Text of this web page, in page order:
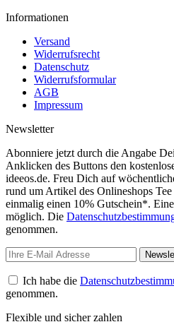
Informationen
Versand
Widerrufsrecht
Datenschutz
Widerrufsformular
AGB
Impressum
Newsletter
Abonniere jetzt durch die Angabe
Anklicken des Buttons den
ideeos.de. Freu Dich auf
rund um Artikel des Onlineshops
einmalig einen 10% Gutschein*.
möglich. Die
genommen.
Ich habe die
genommen.
Flexible und sicher zahlen